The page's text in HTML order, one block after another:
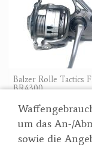
um das An-/
sowie die
Balzer Rolle Tactics
BR4300